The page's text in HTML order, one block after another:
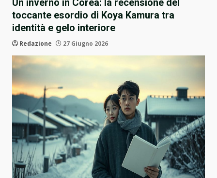
Un inverno in Corea: la recensione del
toccante esordio di Koya Kamura tra
identità e gelo interiore
Redazione 27 Giugno 2026